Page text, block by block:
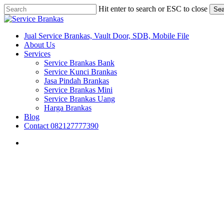
Skip
to
content
Hit enter to search or ESC to close
Close
search
Menu
Jual Service Brankas, Vault Door, SDB, Mobile File
About Us
Services
Service Brankas Bank
Service Kunci Brankas
Jasa Pindah Brankas
Service Brankas Mini
Service Brankas Uang
Harga Brankas
Blog
Contact 082127777390